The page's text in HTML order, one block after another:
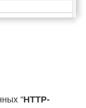
"HTTP-